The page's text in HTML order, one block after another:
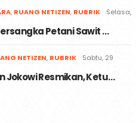
, RUANG NETIZEN, RUBRIK
Selasa,
Petani Sawit …
NETIZEN, RUBRIK
Sabtu, 29
Jokowi Resmikan, Ketu…